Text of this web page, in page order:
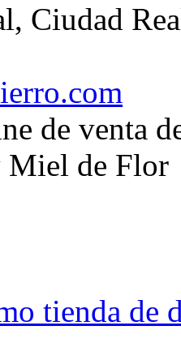
Ciudad
de venta
Miel de Flor
tienda de